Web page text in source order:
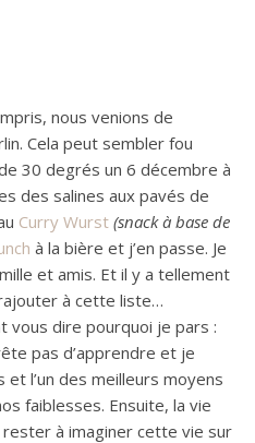
nous venions de
Cela peut sembler fou
30 degrés un 6 décembre à
des salines aux pavés de
Curry Wurst (snack à base de
à la bière et j’en passe. Je
et amis. Et il y a tellement
à cette liste…
vous dire pourquoi je pars :
pas d’apprendre et je
l’un des meilleurs moyens
faiblesses. Ensuite, la vie
rester à imaginer cette vie sur